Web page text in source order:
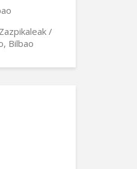
/
Bilbao